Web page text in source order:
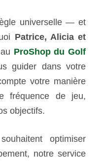
universelle — et
Patrice, Alicia et
ProShop du Golf
guider dans votre
votre manière
fréquence de jeu,
objectifs.
optimiser
notre service